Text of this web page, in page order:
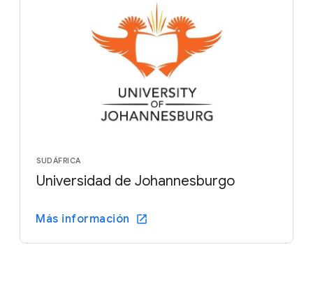
SUDÁFRICA
Universidad de Johannesburgo
Más información